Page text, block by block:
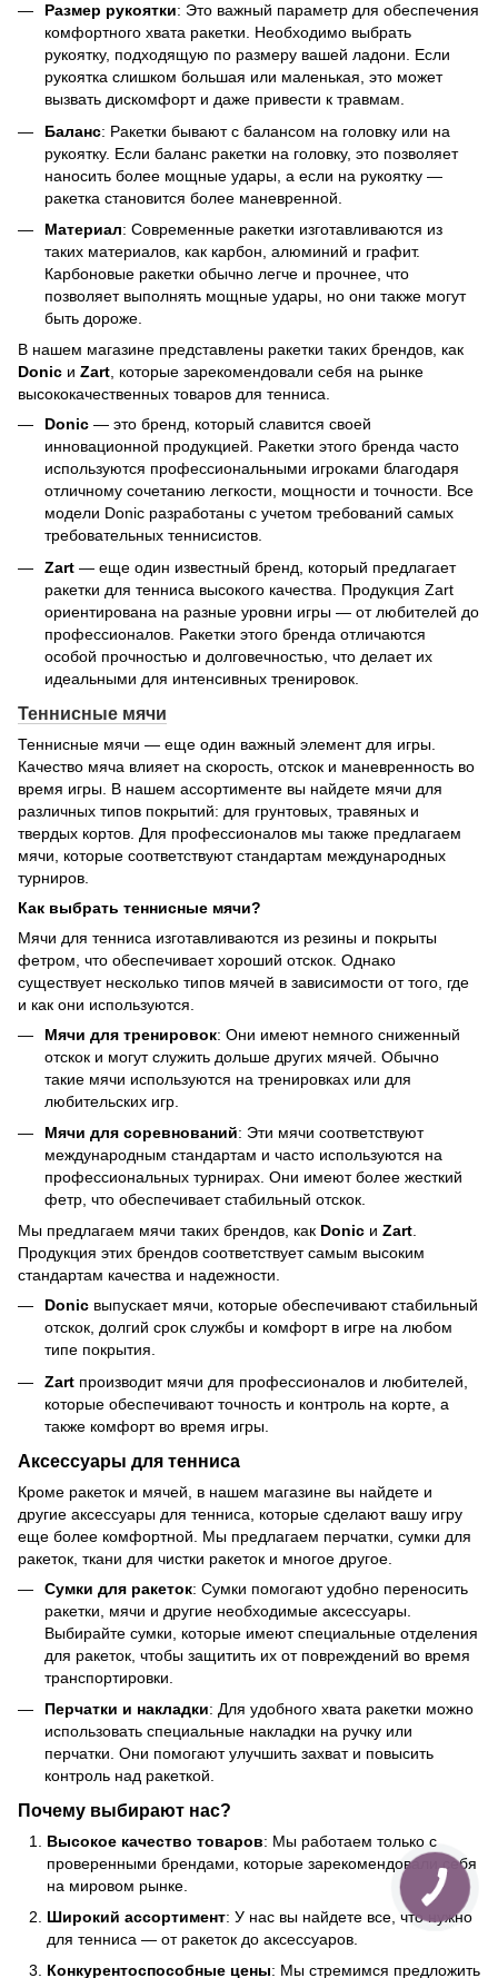
Размер рукоятки: Это важный параметр для обеспечения
комфортного хвата ракетки. Необходимо выбрать
рукоятку, подходящую по размеру вашей ладони. Если
рукоятка слишком большая или маленькая, это может
вызвать дискомфорт и даже привести к травмам.
Баланс: Ракетки бывают с балансом на головку или на
рукоятку. Если баланс ракетки на головку, это позволяет
наносить более мощные удары, а если на рукоятку —
ракетка становится более маневренной.
Материал: Современные ракетки изготавливаются из
таких материалов, как карбон, алюминий и графит.
Карбоновые ракетки обычно легче и прочнее, что
позволяет выполнять мощные удары, но они также могут
быть дороже.
В нашем магазине представлены ракетки таких брендов, как
Donic и Zart, которые зарекомендовали себя на рынке
высококачественных товаров для тенниса.
Donic — это бренд, который славится своей
инновационной продукцией. Ракетки этого бренда часто
используются профессиональными игроками благодаря
отличному сочетанию легкости, мощности и точности. Все
модели Donic разработаны с учетом требований самых
требовательных теннисистов.
Zart — еще один известный бренд, который предлагает
ракетки для тенниса высокого качества. Продукция Zart
ориентирована на разные уровни игры — от любителей до
профессионалов. Ракетки этого бренда отличаются
особой прочностью и долговечностью, что делает их
идеальными для интенсивных тренировок.
Теннисные мячи
Теннисные мячи — еще один важный элемент для игры.
Качество мяча влияет на скорость, отскок и маневренность во
время игры. В нашем ассортименте вы найдете мячи для
различных типов покрытий: для грунтовых, травяных и
твердых кортов. Для профессионалов мы также предлагаем
мячи, которые соответствуют стандартам международных
турниров.
Как выбрать теннисные мячи?
Мячи для тенниса изготавливаются из резины и покрыты
фетром, что обеспечивает хороший отскок. Однако
существует несколько типов мячей в зависимости от того, где
и как они используются.
Мячи для тренировок: Они имеют немного сниженный
отскок и могут служить дольше других мячей. Обычно
такие мячи используются на тренировках или для
любительских игр.
Мячи для соревнований: Эти мячи соответствуют
международным стандартам и часто используются на
профессиональных турнирах. Они имеют более жесткий
фетр, что обеспечивает стабильный отскок.
Мы предлагаем мячи таких брендов, как Donic и Zart.
Продукция этих брендов соответствует самым высоким
стандартам качества и надежности.
Donic выпускает мячи, которые обеспечивают стабильный
отскок, долгий срок службы и комфорт в игре на любом
типе покрытия.
Zart производит мячи для профессионалов и любителей,
которые обеспечивают точность и контроль на корте, а
также комфорт во время игры.
Аксессуары для тенниса
Кроме ракеток и мячей, в нашем магазине вы найдете и
другие аксессуары для тенниса, которые сделают вашу игру
еще более комфортной. Мы предлагаем перчатки, сумки для
ракеток, ткани для чистки ракеток и многое другое.
Сумки для ракеток: Сумки помогают удобно переносить
ракетки, мячи и другие необходимые аксессуары.
Выбирайте сумки, которые имеют специальные отделения
для ракеток, чтобы защитить их от повреждений во время
транспортировки.
Перчатки и накладки: Для удобного хвата ракетки можно
использовать специальные накладки на ручку или
перчатки. Они помогают улучшить захват и повысить
контроль над ракеткой.
Почему выбирают нас?
Высокое качество товаров: Мы работаем только с
проверенными брендами, которые зарекомендовали себя
на мировом рынке.
Широкий ассортимент: У нас вы найдете все, что нужно
для тенниса — от ракеток до аксессуаров.
Конкурентоспособные цены: Мы стремимся предложить